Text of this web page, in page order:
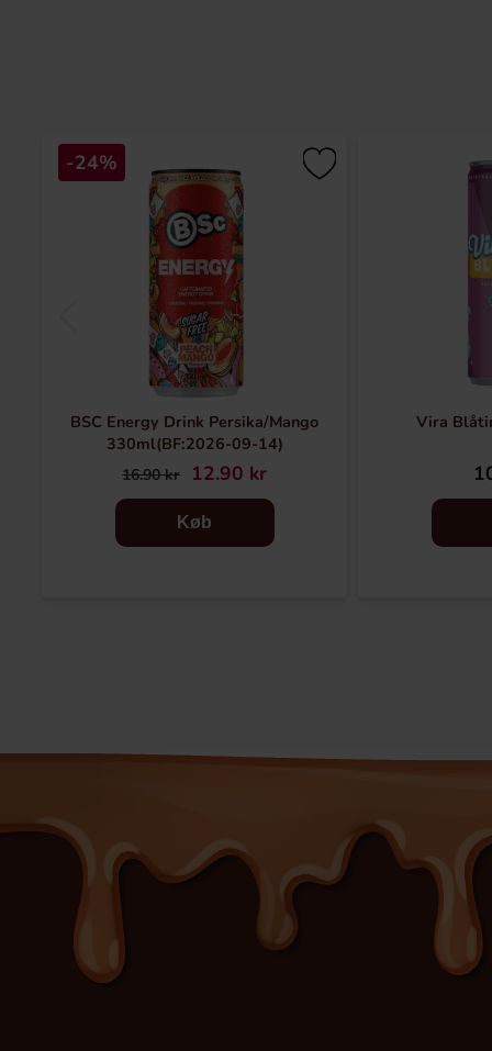
-24%
BSC Energy Drink Persika/Mango
330ml(BF:2026-09-14)
16.90 kr 12.90 kr
Køb
Vira